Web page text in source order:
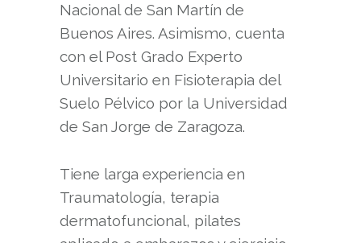
Nacional de San Martín de
Buenos Aires. Asimismo, cuenta
con el Post Grado Experto
Universitario en Fisioterapia del
Suelo Pélvico por la Universidad
de San Jorge de Zaragoza.
Tiene larga experiencia en
Traumatología, terapia
dermatofuncional, pilates